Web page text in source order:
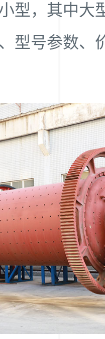
型，其中大
型号参数、